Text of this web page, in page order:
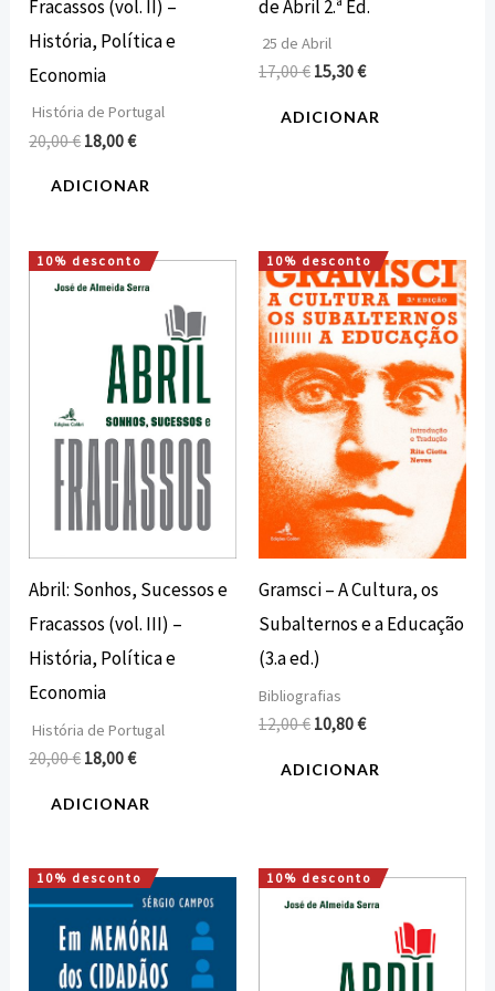
Fracassos (vol. II) –
História, Política e
Economia
História de Portugal
20,00€ 18,00€
ADICIONAR
de Abril 2.ª Ed.
25 de Abril
17,00€ 15,30€
ADICIONAR
10% desconto
Abril: Sonhos, Sucessos e
Fracassos (vol. III) –
História, Política e
Economia
História de Portugal
20,00€
O
preço
20,00 €.
18,00€
O
preço
atual
18,00 €.
ADICIONAR
10% desconto
Gramsci – A Cultura, os
Subalternos e a Educação
(3.a ed.)
Bibliografias
12,00€
O
preço
original
era:
12,00 €.
10,80€
O
preço
atual
é:
10,80 €.
ADICIONAR
10% desconto
O
preço
original
era:
15,00 €.
O
preço
atual
é:
13,50 €.
10% desconto
O
preço
20,00 €.
O
preço
atual
18,00 €.